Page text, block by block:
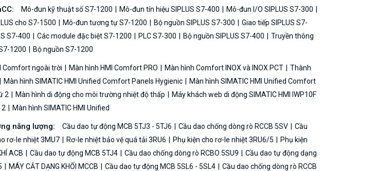
Mô-đun kỹ thuật số S7-1200 Mô-đun tín hiệu SIPLUS S7-400
Mô-đun I/O SIPLUS S7-300
cho S7-1500 Mô-đun tương tự S7-1200 Bộ nguồn SIPLUS S7-300
Giao tiếp SIPLUS S7-
S7-400 Các module đặc biệt S7-1200 PLC S7-300 Bộ nguồn SIPLUS S7-400
Truyền thông
1200 Bộ nguồn S7-1200
Comfort ngoài trời Màn hình HMI Comfort PRO Màn hình Comfort INOX và INOX PCT
Thành
Màn hình SIMATIC HMI Unified Comfort Panels Hygienic
Màn hình SIMATIC HMI Unified Comfort
2 Màn hình di động cho môi trường nhiệt độ thấp
Máy khách web di động SIMATIC HMI IWP10F
2 Màn hình SIMATIC HMI Unified
năng lượng: Cầu dao tự động MCB 5TJ3 - 5TJ6 Cầu dao chống dòng rò RCCB 5SV
Cầu
rơ-le nhiệt 3MU7 Rơ-le nhiệt bảo vệ quá tải 3RU6 Phụ kiện cho rơ-le nhiệt 3RU6/5
Phụ kiện
ACB Cầu dao tự động MCB 5TJ4 Cầu dao chống dòng rò RCBO 5SU9
Cầu dao tự động dạng
MÁY CẮT DẠNG KHỐI MCCB Cầu dao tự động MCB 5SL6 - 5SL4
Cầu dao chống dòng rò RCCB